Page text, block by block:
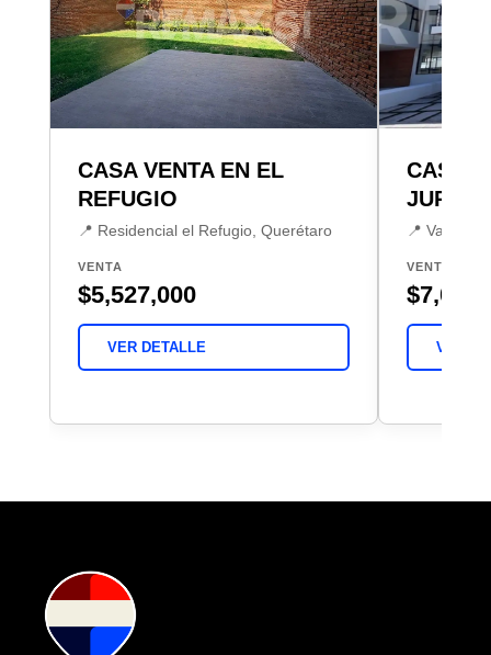
CASA VENTA EN EL
REFUGIO
📍 Residencial el Refugio, Querétaro
VENTA
$5,527,000
VER DETALLE
CASA
📍 Valle
VENTA
VER